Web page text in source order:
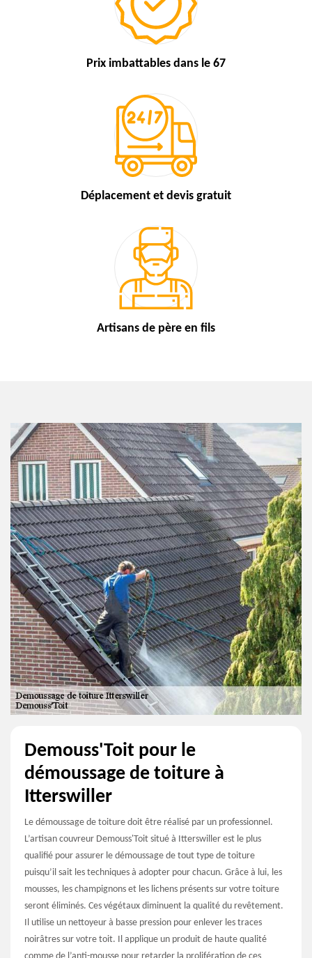
Prix imbattables dans le 67
Déplacement et devis gratuit
Artisans de père en fils
Demouss'Toit pour le
démoussage de toiture à
Itterswiller
Le démoussage de toiture doit être réalisé par un professionnel.
L’artisan couvreur Demouss'Toit situé à Itterswiller est le plus
qualifié pour assurer le démoussage de tout type de toiture
puisqu’il sait les techniques à adopter pour chacun. Grâce à lui, les
mousses, les champignons et les lichens présents sur votre toiture
seront éliminés. Ces végétaux diminuent la qualité du revêtement.
Il utilise un nettoyeur à basse pression pour enlever les traces
noirâtres sur votre toit. Il applique un produit de haute qualité